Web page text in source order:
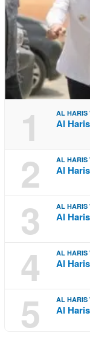
1 AL HARIS
Al
2 AL HARIS
Al
3 AL HARIS
Al
4 AL HARIS
Al
5 AL HARIS
Al